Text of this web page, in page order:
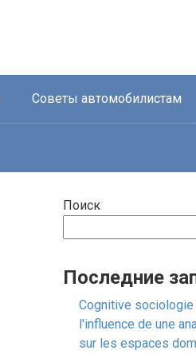
Советы автомобилистам
Поиск
Последние
Cognitive sociologie
l'influence de une
sur les espaces